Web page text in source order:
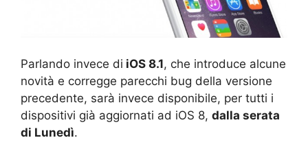
Parlando invece di iOS 8.1, che introduce alcune
novità e corregge parecchi bug della versione
precedente, sarà invece disponibile, per tutti i
dispositivi già aggiornati ad iOS 8, dalla serata
di Lunedì.